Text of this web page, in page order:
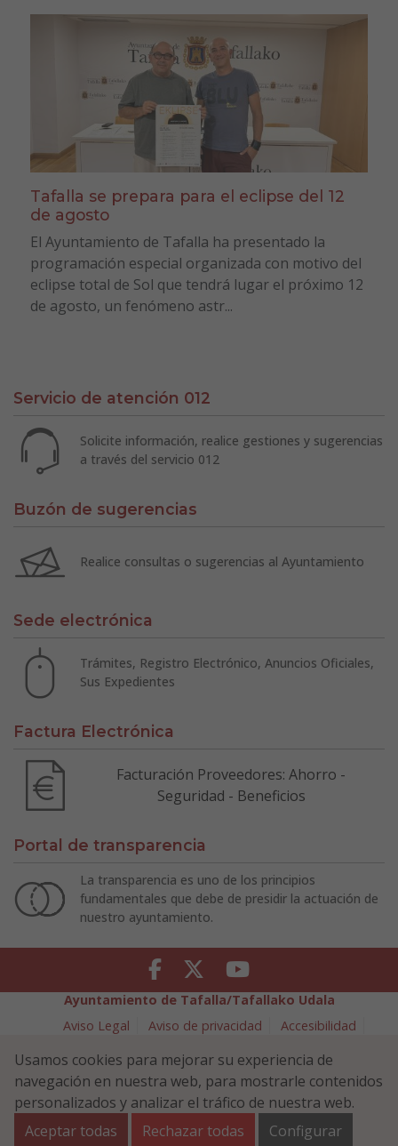
Tafalla se prepara para el eclipse del 12
de agosto
El Ayuntamiento de Tafalla ha presentado la
programación especial organizada con motivo del
eclipse total de Sol que tendrá lugar el próximo 12
de agosto, un fenómeno astr...
Servicio de atención 012
Solicite información, realice gestiones y sugerencias
a través del servicio 012
Buzón de sugerencias
Realice consultas o sugerencias al Ayuntamiento
Sede electrónica
Trámites, Registro Electrónico, Anuncios Oficiales,
Sus Expedientes
Factura Electrónica
Facturación Proveedores: Ahorro -
Seguridad - Beneficios
Portal de transparencia
La transparencia es uno de los principios
fundamentales que debe de presidir la actuación de
nuestro ayuntamiento.
Facebook Twitter Youtube
Ayuntamiento de Tafalla/Tafallako Udala
Aviso Legal
Aviso de privacidad
Accesibilidad
Política de Seguridad de la Información
Plaza Navarra 5 - 31300 Tafalla (NAVARRA)
948 70 18 11
ayuntamiento@tafalla.es
Usamos cookies para mejorar su experiencia de
navegación en nuestra web, para mostrarle contenidos
personalizados y analizar el tráfico de nuestra web.
Aceptar todas
Rechazar todas Configurar